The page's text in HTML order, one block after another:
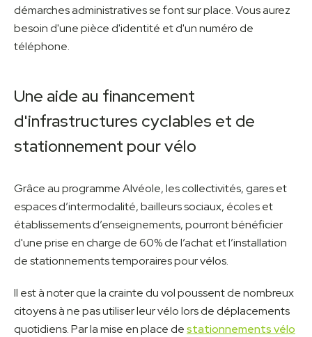
démarches administratives se font sur place. Vous aurez
besoin d'une pièce d'identité et d'un numéro de
téléphone.
Une aide au financement
d'infrastructures cyclables et de
stationnement pour vélo
Grâce au programme Alvéole, les collectivités, gares et
espaces d’intermodalité, bailleurs sociaux, écoles et
établissements d’enseignements, pourront bénéficier
d'une prise en charge de 60% de l’achat et l’installation
de stationnements temporaires pour vélos.
Il est à noter que la crainte du vol poussent de nombreux
citoyens à ne pas utiliser leur vélo lors de déplacements
quotidiens. Par la mise en place destationnements vélo